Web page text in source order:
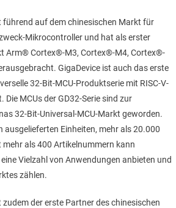
führend auf dem chinesischen Markt für
Mikrocontroller und hat als erster
Arm® Cortex®-M3, Cortex®-M4, Cortex®-
GigaDevice ist auch das erste
32-Bit-MCU-Produktserie mit RISC-V-
MCUs der GD32-Serie sind zur
32-Bit-Universal-MCU-Markt geworden.
ausgelieferten Einheiten, mehr als 20.000
mehr als 400 Artikelnummern kann
Vielzahl von Anwendungen anbieten und
zählen.
zudem der erste Partner des chinesischen